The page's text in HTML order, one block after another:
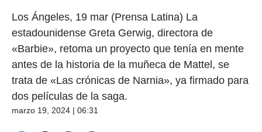
Los Ángeles, 19 mar (Prensa Latina) La
estadounidense Greta Gerwig, directora de
«Barbie», retoma un proyecto que tenía en mente
antes de la historia de la muñeca de Mattel, se
trata de «Las crónicas de Narnia», ya firmado para
dos películas de la saga.
marzo 19, 2024 | 06:31